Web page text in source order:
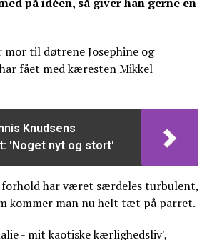
mor til døtrene Josephine og
fået med kæresten Mikkel
Knudsens
'Noget nyt og stort'
forhold har været særdeles turbulent,
kommer man nu helt tæt på parret.
- mit kaotiske kærlighedsliv',